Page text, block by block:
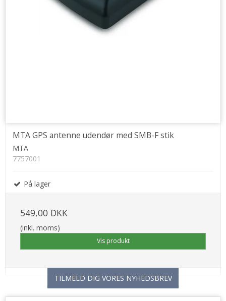
MTA GPS antenne udendør med SMB-F stik
MTA
7757001
På lager
549,00 DKK
(inkl. moms)
Vis produkt
TILMELD DIG VORES NYHEDSBREV